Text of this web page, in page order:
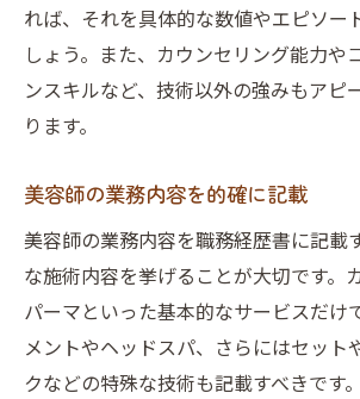
れば、それを具体的な数値やエピソー
しょう。また、カウンセリング能力や
ンスキルなど、技術以外の強みもアピ
ります。
美容師の業務内容を的確に記載
美容師の業務内容を職務経歴書に記載
な施術内容を挙げることが大切です。
パーマといった基本的なサービスだけ
メントやヘッドスパ、さらにはセット
クなどの特殊な技術も記載すべきです